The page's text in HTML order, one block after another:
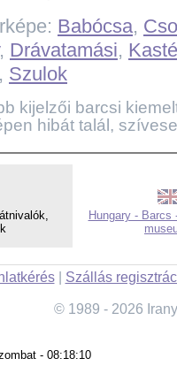
Babócsa,
, Drávatamási,
, Szulok
kijelzői barcsi
hibát talál,
Hungary - Barcs
| Szállás
© 1989 - 2026
- 08:18:10